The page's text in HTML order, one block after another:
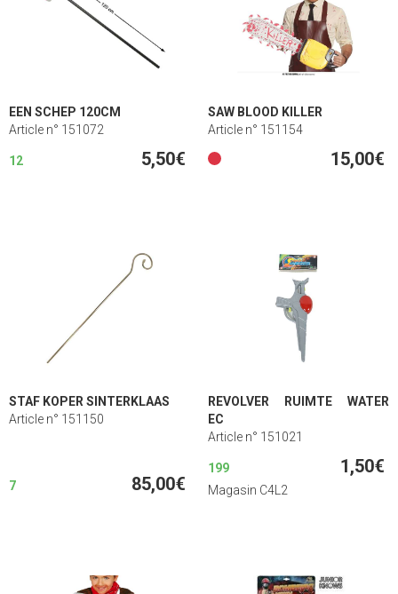
EEN SCHEP 120CM
Article n° 151072
12 5,50€
SAW BLOOD KILLER
Article n° 151154
15,00€
STAF KOPER SINTERKLAAS
Article n° 151150
7 85,00€
REVOLVER RUIMTE WATER
EC
Article n° 151021
199 1,50€
Magasin C4L2